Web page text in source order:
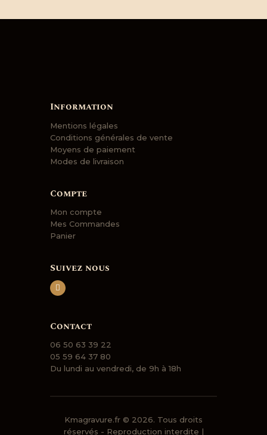
Information
Mentions légales
Conditions générales de vente
Moyens de paiement
Modes de livraison
Compte
Mon compte
Mes Commandes
Panier
Suivez nous
Contact
06 50 63 39 22
05 59 64 37 80
Du lundi au vendredi, de 9h à 18h
Kmagravure.fr © 2026. Tous droits
réservés - Reproduction interdite |